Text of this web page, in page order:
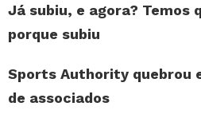
Já subiu, e agora? Temos
porque subiu
Sports Authority quebrou
de associados